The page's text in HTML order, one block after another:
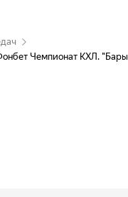
Чемпионат КХЛ.